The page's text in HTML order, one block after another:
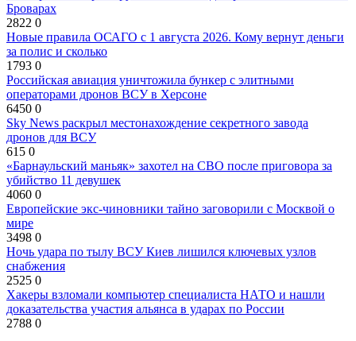
Броварах
2822 0
Новые правила ОСАГО с 1 августа 2026. Кому вернут деньги
за полис и сколько
1793 0
Российская авиация уничтожила бункер с элитными
операторами дронов ВСУ в Херсоне
6450 0
Sky News раскрыл местонахождение секретного завода
дронов для ВСУ
615 0
«Барнаульский маньяк» захотел на СВО после приговора за
убийство 11 девушек
4060 0
Европейские экс-чиновники тайно заговорили с Москвой о
мире
3498 0
Ночь удара по тылу ВСУ Киев лишился ключевых узлов
снабжения
2525 0
Хакеры взломали компьютер специалиста НАТО и нашли
доказательства участия альянса в ударах по России
2788 0